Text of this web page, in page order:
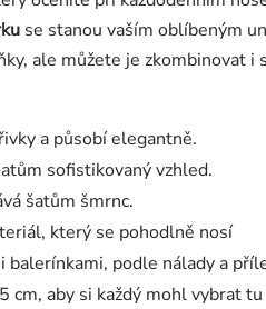
se stanou vaším oblíbeným
ale můžete je
a působí elegantně.
sofistikovaný vzhled.
šatům šmrnc.
který se pohodlně nosí
balerínkami, podle nálady a
cm, aby si každý mohl vybrat